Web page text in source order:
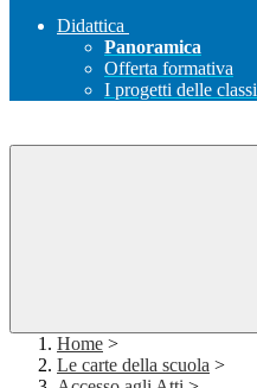
Didattica
Panoramica
Offerta formativa
I progetti delle classi
Home >
Le carte della scuola >